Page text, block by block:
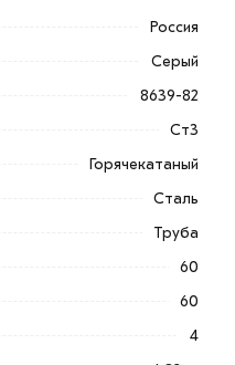
Россия
Серый
8639-82
Ст3
Горячекатаный
Сталь
Труба
60
60
4